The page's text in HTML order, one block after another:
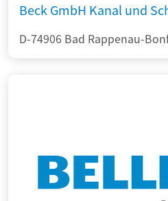
Beck GmbH Kanal und
D-74906 Bad Rappenau-